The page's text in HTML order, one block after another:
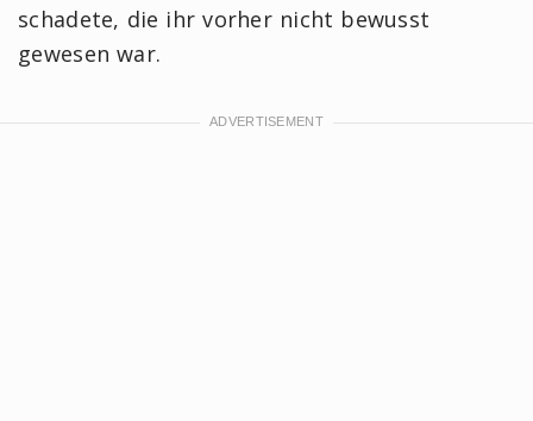
schadete, die ihr vorher nicht bewusst
gewesen war.